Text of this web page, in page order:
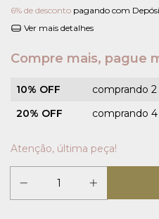
6% de desconto pagando com
Ver mais detalhes
Compre mais, pague
10% OFF
comprando
20% OFF
comprando
Atenção, última peça!